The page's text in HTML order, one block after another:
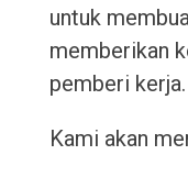
untuk
memberikan
pemberi kerja.
Kami akan